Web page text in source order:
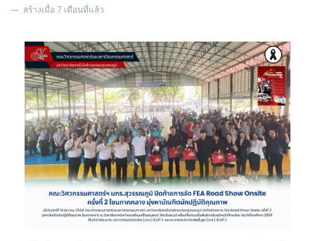
สร้างเมื่อ 7 เดือนที่แล้ว